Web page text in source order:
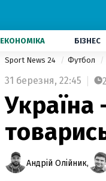
ЕКОНОМІКА БІЗНЕС
Sport News 24 Футбол
31 березня, 22:45
Україна
Андрій Олійник,